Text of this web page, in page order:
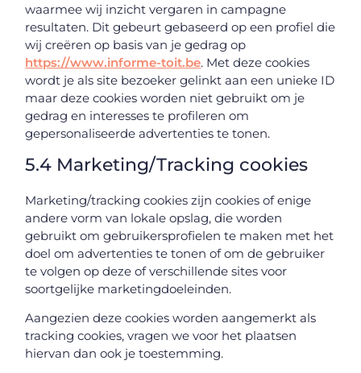
waarmee wij inzicht vergaren in campagne
resultaten. Dit gebeurt gebaseerd op een profiel die
wij creëren op basis van je gedrag op
https://www.informe-toit.be. Met deze cookies
wordt je als site bezoeker gelinkt aan een unieke ID
maar deze cookies worden niet gebruikt om je
gedrag en interesses te profileren om
gepersonaliseerde advertenties te tonen.
5.4 Marketing/Tracking cookies
Marketing/tracking cookies zijn cookies of enige
andere vorm van lokale opslag, die worden
gebruikt om gebruikersprofielen te maken met het
doel om advertenties te tonen of om de gebruiker
te volgen op deze of verschillende sites voor
soortgelijke marketingdoeleinden.
Aangezien deze cookies worden aangemerkt als
tracking cookies, vragen we voor het plaatsen
hiervan dan ook je toestemming.